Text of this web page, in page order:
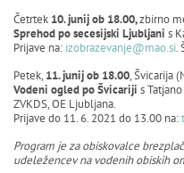
Četrtek 10. junij ob 18.00,zbirno
Sprehod po secesijski Ljubljani s
Prijave na: izobrazevanje@mao.si.
Petek, 11. junij ob 18.00, Švicarija
Vodeni ogled po Švicariji s
ZVKDS, OE Ljubljana.
Prijave do 11. 6. 2021 do 13.00 na:
Program je za obiskovalce
udeležencev na vodenih obiskih